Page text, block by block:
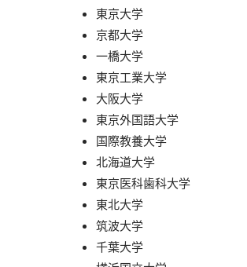
東京大学
京都大学
一橋大学
東京工業大学
大阪大学
東京外国語大学
国際教養大学
北海道大学
東京医科歯科大学
東北大学
筑波大学
千葉大学